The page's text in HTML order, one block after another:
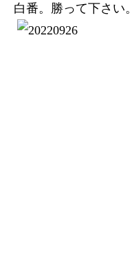
白番。勝って下さい。